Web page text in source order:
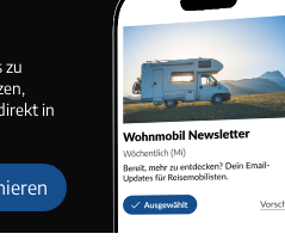
zu
in